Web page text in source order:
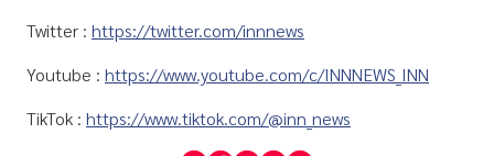
Twitter : https://twitter.com/innnews
Youtube : https://www.youtube.com/c/INNNEWS_INN
TikTok : https://www.tiktok.com/@inn_news